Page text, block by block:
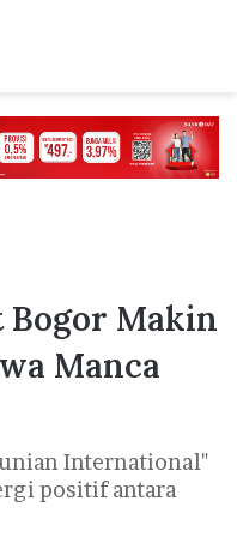
Makin
Manca
International"
positif antara